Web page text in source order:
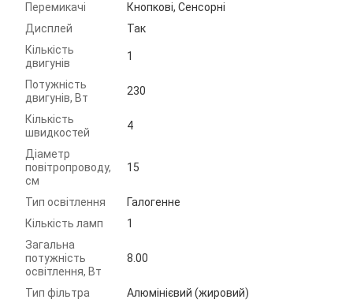
Перемикачі
Кнопкові, Сенсорні
Дисплей
Так
Кількість
двигунів
1
Потужність
двигунів, Вт
230
Кількість
швидкостей
4
Діаметр
повітропроводу,
см
15
Тип освітлення
Галогенне
Кількість ламп
1
Загальна
потужність
освітлення, Вт
8.00
Тип фільтра
Алюмінієвий (жировий)